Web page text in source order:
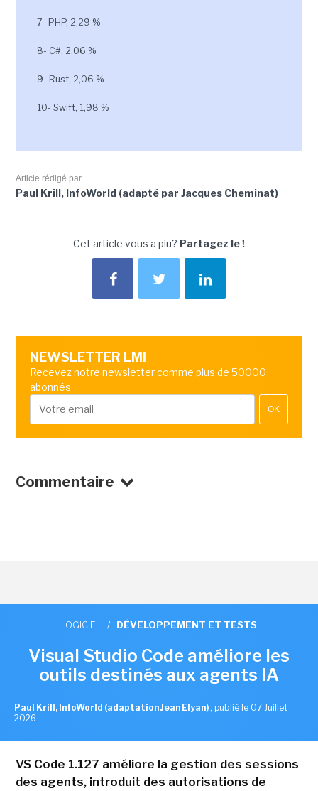
7- PHP, 2,29 %
8- C#, 2,06 %
9- Rust, 2,06 %
10- Swift, 1,98 %
Article rédigé par
Paul Krill, InfoWorld (adapté par Jacques Cheminat)
Cet article vous a plu? Partagez le !
NEWSLETTER LMI
Recevez notre newsletter comme plus de 50000
abonnés
OK
Commentaire
LOGICIEL / DÉVELOPPEMENT ET TESTS
Visual Studio Code améliore les
outils destinés aux agents IA
Paul Krill, InfoWorld (adaptation Jean Elyan) , publié le 07 Juillet
2026
VS Code 1.127 améliore la gestion des sessions
des agents, introduit des autorisations de